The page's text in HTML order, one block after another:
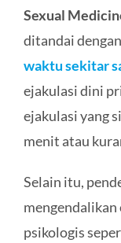
Sexual
ditandai
waktu sekitar
ejakulasi dini
ejakulasi yang
menit atau
Selain itu,
mengendalikan
psikologis